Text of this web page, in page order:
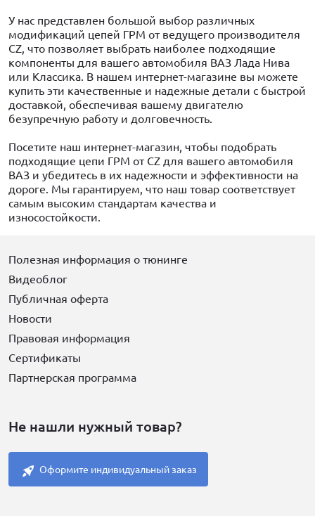
У нас представлен большой выбор различных
модификаций цепей ГРМ от ведущего производителя
CZ, что позволяет выбрать наиболее подходящие
компоненты для вашего автомобиля ВАЗ Лада Нива
или Классика. В нашем интернет-магазине вы можете
купить эти качественные и надежные детали с быстрой
доставкой, обеспечивая вашему двигателю
безупречную работу и долговечность.
Посетите наш интернет-магазин, чтобы подобрать
подходящие цепи ГРМ от CZ для вашего автомобиля
ВАЗ и убедитесь в их надежности и эффективности на
дороге. Мы гарантируем, что наш товар соответствует
самым высоким стандартам качества и
износостойкости.
Полезная информация о тюнинге
Видеоблог
Публичная оферта
Новости
Правовая информация
Сертификаты
Партнерская программа
Не нашли нужный товар?
Оформите индивидуальный заказ